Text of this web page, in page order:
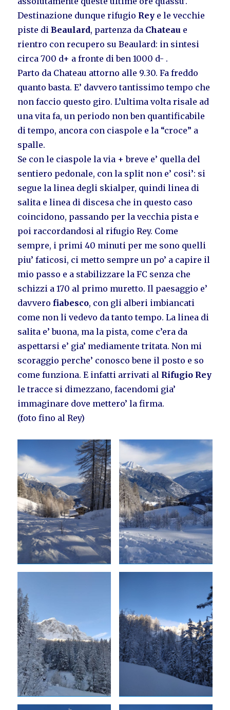
Destinazione dunque rifugio Rey e le vecchie
piste diBeaulard, partenza da Chateau e
rientro con recupero su Beaulard: in sintesi
circa 700 d+ a fronte di ben 1000 d- .
Parto da Chateau attorno alle 9.30. Fa freddo
quanto basta. E’ davvero tantissimo tempo che
non faccio questo giro. L’ultima volta risale ad
una vita fa, un periodo non ben quantificabile
di tempo, ancora con ciaspole e la “croce” a
spalle.
Se con le ciaspole la via + breve e’ quella del
sentiero pedonale, con la split non e’ cosi’: si
segue la linea degli skialper, quindi linea di
salita e linea di discesa che in questo caso
coincidono, passando per la vecchia pista e
poi raccordandosi al rifugio Rey. Come
sempre, i primi 40 minuti per me sono quelli
piu’ faticosi, ci metto sempre un po’ a capire il
mio passo e a stabilizzare la FC senza che
schizzi a 170 al primo muretto. Il paesaggio e’
davverofiabesco, con gli alberi imbiancati
come non li vedevo da tanto tempo. La linea di
salita e’ buona, ma la pista, come c’era da
aspettarsi e’ gia’ mediamente tritata. Non mi
scoraggio perche’ conosco bene il posto e so
come funziona. E infatti arrivati al Rifugio Rey
le tracce si dimezzano, facendomi gia’
immaginare dove mettero’ la firma.
(foto fino al Rey)